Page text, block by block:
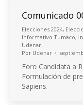
Comunicado
Elecciones 2024,
Informativo Tumaco,
Udenar
Por Udenar
Foro Candidata a
Formulación de
Sapiens.